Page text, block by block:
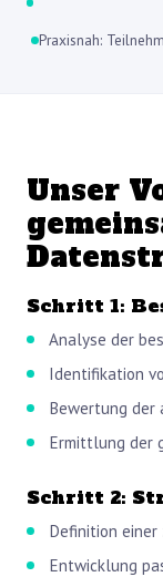
Praxisnah:
Unser
Schritt 1:
Analyse der
Identifikation
Bewertung der
Ermittlung der
Schritt 2:
Definition
Entwicklung